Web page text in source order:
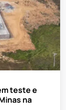
teste e
na